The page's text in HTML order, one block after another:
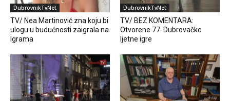
DubrovnikTvNet
TV/ Nea Martinović zna koju bi
ulogu u budućnosti zaigrala na
Igrama
DubrovnikTvNet
TV/ BEZ KOMENTARA:
Otvorene 77. Dubrovačke
ljetne igre